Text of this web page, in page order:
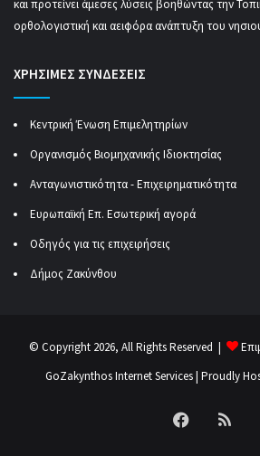
και προτείνει άμεσες λύσεις βοηθώντας την
ορθολογιστική και αειφόρα ανάπτυξη του
ΧΡΗΣΙΜΕΣ ΣΥΝΔΕΣΕΙΣ
Κεντρική Ένωση Επιμελητηρίων
Οργανισμός Βιομηχανικής Ιδιοκτησίας
Ανταγωνιστικότητα - Επιχειρηματικότητα
Ευρωπαϊκή Επ. Εσωτερική αγορά
Οδηγός για τις επιχειρήσεις
Δήμος Ζακύνθου
© Copyright 2026, All Rights Reserved |
GoZakynthos Internet Services| Proudly
Facebook